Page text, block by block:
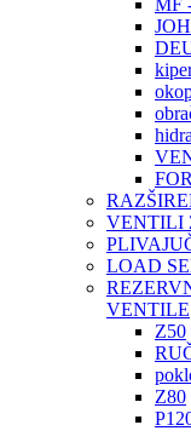
MF
VENTILI
LOAD
VENTILE
Z50
Z80